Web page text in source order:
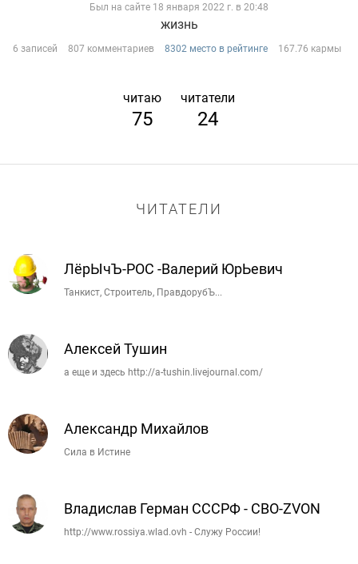
Был на сайте 18 января 2022 г. в 20:48
жизнь
6 записей 807 комментариев 8302 место в рейтинге 167.76 кармы
читаю
75
читатели
24
ЧИТАТЕЛИ
ЛёрЫчЪ-РОС -Валерий ЮрЬевич
Танкист, Строитель, ПравдорубЪ...
Алексей Тушин
а еще и здесь http://a-tushin.livejournal.com/
Александр Михайлов
Сила в Истине
Владислав Герман СССРФ - СВО-ZVON
http://www.rossiya.wlad.ovh - Служу России!